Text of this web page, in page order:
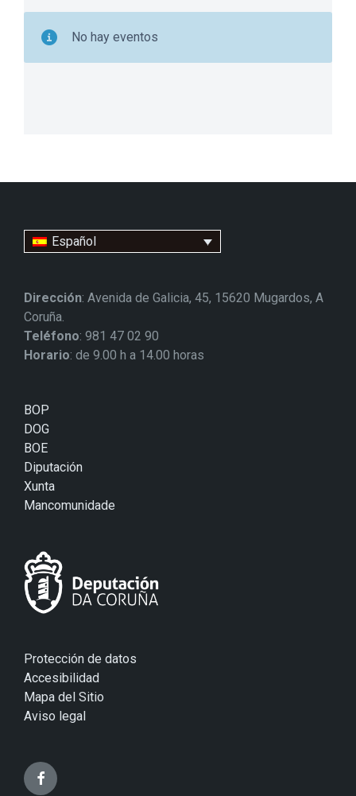
No hay eventos
Español
Dirección: Avenida de Galicia, 45, 15620 Mugardos, A
Coruña.
Teléfono: 981 47 02 90
Horario: de 9.00 h a 14.00 horas
BOP
DOG
BOE
Diputación
Xunta
Mancomunidade
Protección de datos
Accesibilidad
Mapa del Sitio
Aviso legal